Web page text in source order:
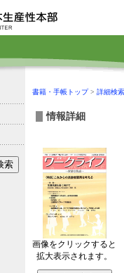
書籍・手帳トップ> 詳細検索
情報詳細
画像をクリックすると
拡大表示されます。